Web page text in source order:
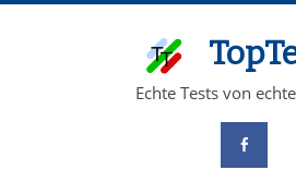
Echte Tests von